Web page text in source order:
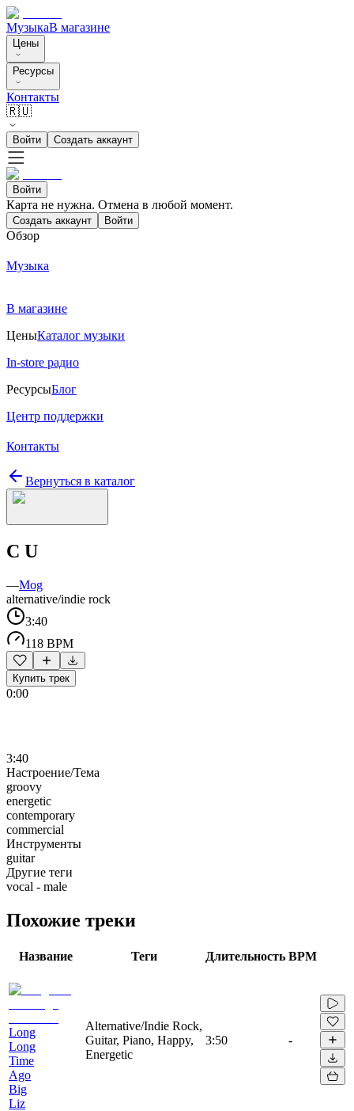
МузыкаВ магазине
Цены
Ресурсы
Контакты
🇷🇺
Войти Создать аккаунт
Войти
Карта не нужна. Отмена в любой момент.
Создать аккаунт Войти
Обзор
Музыка
В магазине
ЦеныКаталог музыки
In-store радио
РесурсыБлог
Центр поддержки
Контакты
Вернуться в каталог
C U
—Mog
alternative/indie rock
3:40
118 BPM
Купить трек
0:00
3:40
Настроение/Тема
groovy
energetic
contemporary
commercial
Инструменты
guitar
Другие теги
vocal - male
Похожие треки
Название Теги Длительность BPM
Long
Long
Time
Ago
Big
Liz
Alternative/Indie Rock,
Guitar, Piano, Happy,
Energetic
3:50 -